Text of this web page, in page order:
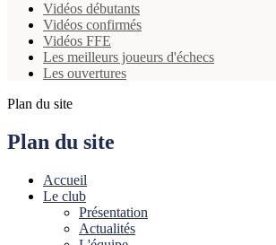
Vidéos débutants
Vidéos confirmés
Vidéos FFE
Les meilleurs joueurs d'échecs
Les ouvertures
Plan du site
Plan du site
Accueil
Le club
Présentation
Actualités